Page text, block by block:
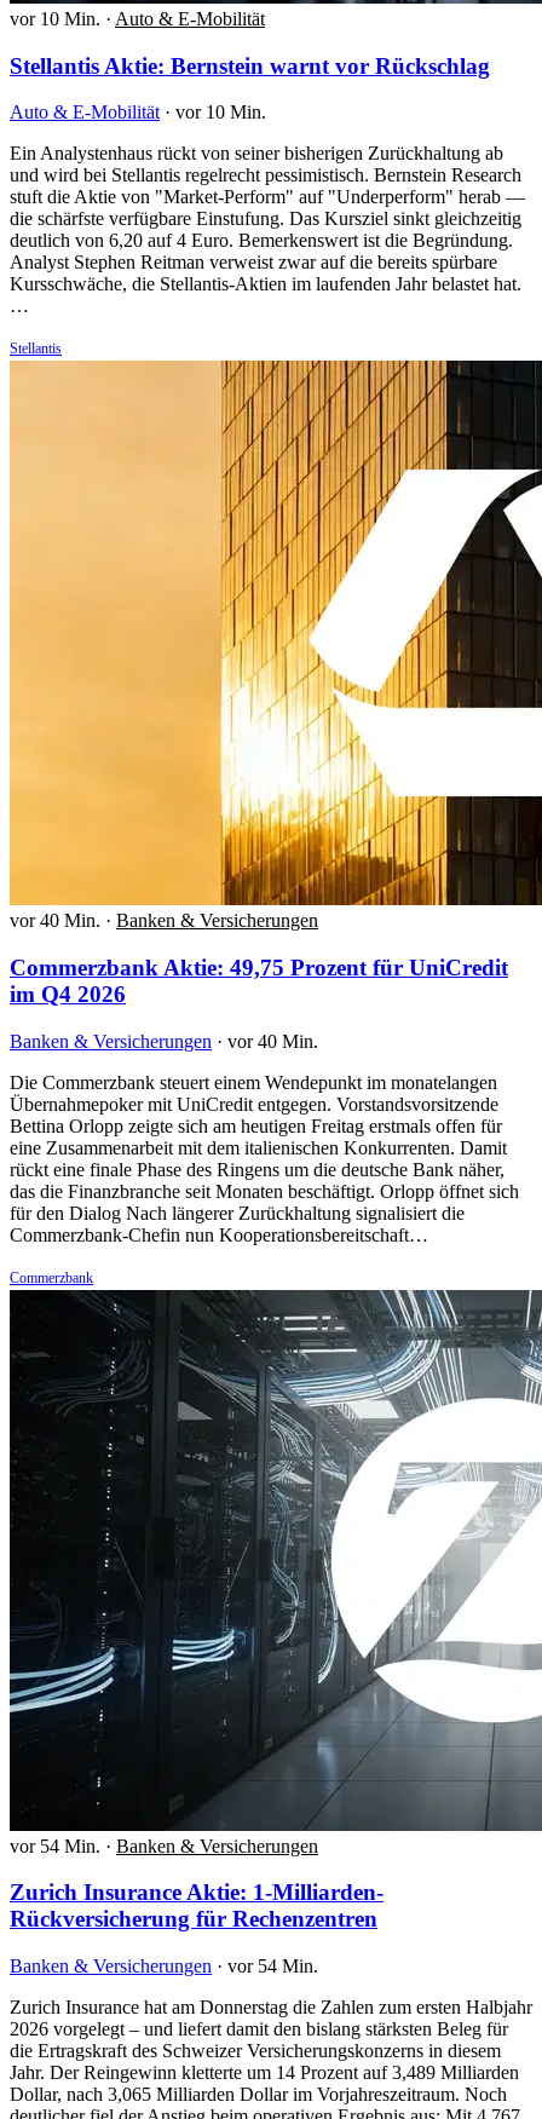
vor 10 Min. · Auto & E-Mobilität
Stellantis Aktie: Bernstein warnt vor Rückschlag
Auto & E-Mobilität · vor 10 Min.
Ein Analystenhaus rückt von seiner bisherigen Zurückhaltung ab
und wird bei Stellantis regelrecht pessimistisch. Bernstein Research
stuft die Aktie von "Market-Perform" auf "Underperform" herab —
die schärfste verfügbare Einstufung. Das Kursziel sinkt gleichzeitig
deutlich von 6,20 auf 4 Euro. Bemerkenswert ist die Begründung.
Analyst Stephen Reitman verweist zwar auf die bereits spürbare
Kursschwäche, die Stellantis-Aktien im laufenden Jahr belastet hat.
…
Stellantis
vor 40 Min. · Banken & Versicherungen
Commerzbank Aktie: 49,75 Prozent für UniCredit
im Q4 2026
Banken & Versicherungen · vor 40 Min.
Die Commerzbank steuert einem Wendepunkt im monatelangen
Übernahmepoker mit UniCredit entgegen. Vorstandsvorsitzende
Bettina Orlopp zeigte sich am heutigen Freitag erstmals offen für
eine Zusammenarbeit mit dem italienischen Konkurrenten. Damit
rückt eine finale Phase des Ringens um die deutsche Bank näher,
das die Finanzbranche seit Monaten beschäftigt. Orlopp öffnet sich
für den Dialog Nach längerer Zurückhaltung signalisiert die
Commerzbank-Chefin nun Kooperationsbereitschaft…
Commerzbank
vor 54 Min. · Banken & Versicherungen
Zurich Insurance Aktie: 1-Milliarden-
Rückversicherung für Rechenzentren
Banken & Versicherungen · vor 54 Min.
Zurich Insurance hat am Donnerstag die Zahlen zum ersten Halbjahr
2026 vorgelegt – und liefert damit den bislang stärksten Beleg für
die Ertragskraft des Schweizer Versicherungskonzerns in diesem
Jahr. Der Reingewinn kletterte um 14 Prozent auf 3,489 Milliarden
Dollar, nach 3,065 Milliarden Dollar im Vorjahreszeitraum. Noch